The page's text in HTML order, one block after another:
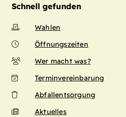
Schnell gefunden
Wahlen
Öffnungszeiten
Wer macht was?
Terminvereinbarung
Abfallentsorgung
Aktuelles